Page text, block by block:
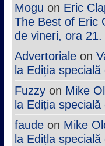
Mogu on Eric
The Best of Eric
de vineri, ora 21.
Advertorialeon
la Ediția
Fuzzyon Mike
la Ediția
faudeon Mike
la Edițla